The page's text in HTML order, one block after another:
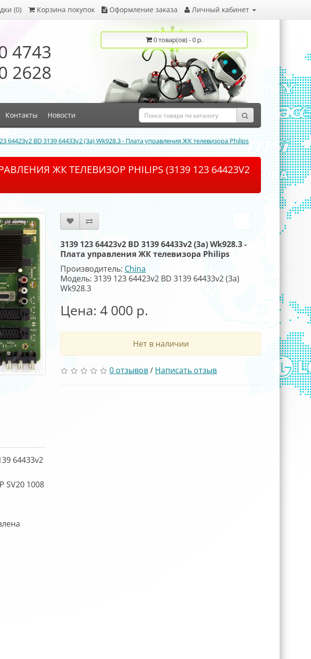
(0) Корзина покупок Оформление заказа Личный кабинет
4743
2628
0 товар(ов) - 0 р.
Контакты Новости
64423v2 BD 3139 64433v2 (3a) Wk928.3 - Плата управления ЖК телевизора Philips
ЖК ТЕЛЕВИЗОР PHILIPS (3139 123 64423V2
64433v2
SV20 1008
3139 123 64423v2 BD 3139 64433v2 (3a) Wk928.3 -
Плата управления ЖК телевизора Philips
Производитель: China
Модель: 3139 123 64423v2 BD 3139 64433v2 (3a)
Wk928.3
Цена: 4 000 р.
Нет в наличии
0 отзывов/ Написать отзыв